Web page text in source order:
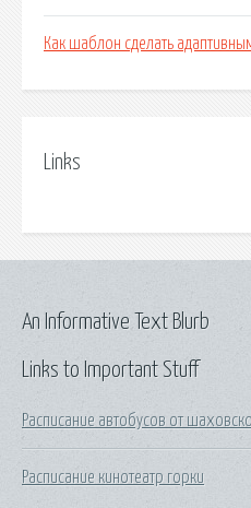
Как шаблон сделать
Links
Links to Important Stuff
Расписание автобусов от
Расписание кинотеатр горки
An Informative Text Blurb